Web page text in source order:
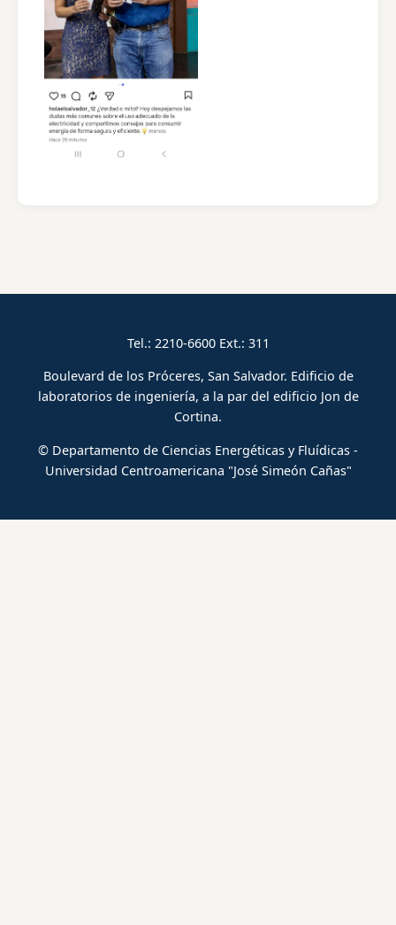
Tel.: 2210-6600 Ext.: 311
Boulevard de los Próceres, San Salvador. Edificio de
laboratorios de ingeniería, a la par del edificio Jon de
Cortina.
© Departamento de Ciencias Energéticas y Fluídicas -
Universidad Centroamericana "José Simeón Cañas"